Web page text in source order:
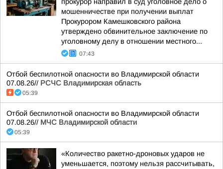
мошенничестве при получении выплат
Прокурором Камешковского района
утверждено обвинительное заключение по
уголовному делу в отношении местного...
07:43
Отбой беспилотной опасности во Владимирской области
07.08.26// РСЧС Владимирская область
05:39
Отбой беспилотной опасности во Владимирской области
07.08.26// МЧС Владимирской области
05:39
«Количество ракетно-дроновых ударов не
уменьшается, поэтому нельзя рассчитывать,